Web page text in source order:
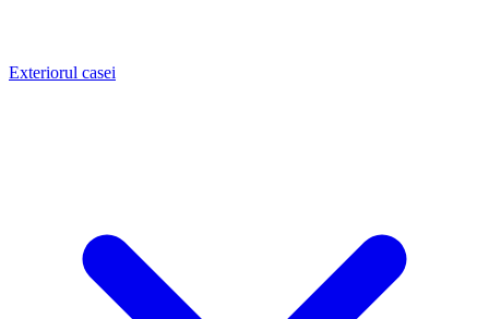
Exteriorul casei